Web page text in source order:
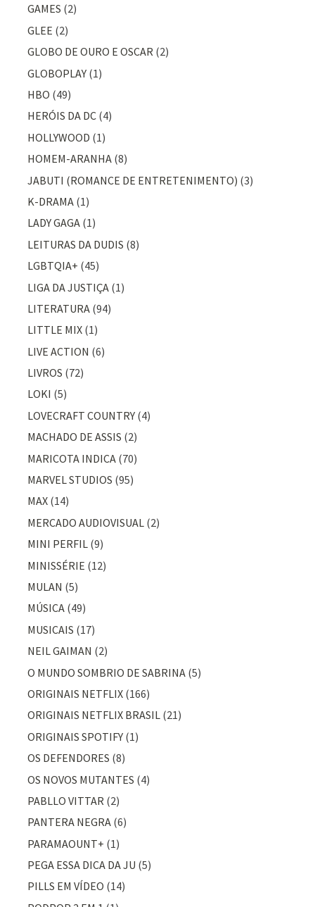
GAMES (2)
GLEE (2)
GLOBO DE OURO E OSCAR (2)
GLOBOPLAY (1)
HBO (49)
HERÓIS DA DC (4)
HOLLYWOOD (1)
HOMEM-ARANHA (8)
JABUTI (ROMANCE DE ENTRETENIMENTO) (3)
K-DRAMA (1)
LADY GAGA (1)
LEITURAS DA DUDIS (8)
LGBTQIA+ (45)
LIGA DA JUSTIÇA (1)
LITERATURA (94)
LITTLE MIX (1)
LIVE ACTION (6)
LIVROS (72)
LOKI (5)
LOVECRAFT COUNTRY (4)
MACHADO DE ASSIS (2)
MARICOTA INDICA (70)
MARVEL STUDIOS (95)
MAX (14)
MERCADO AUDIOVISUAL (2)
MINI PERFIL (9)
MINISSÉRIE (12)
MULAN (5)
MÚSICA (49)
MUSICAIS (17)
NEIL GAIMAN (2)
O MUNDO SOMBRIO DE SABRINA (5)
ORIGINAIS NETFLIX (166)
ORIGINAIS NETFLIX BRASIL (21)
ORIGINAIS SPOTIFY (1)
OS DEFENDORES (8)
OS NOVOS MUTANTES (4)
PABLLO VITTAR (2)
PANTERA NEGRA (6)
PARAMAOUNT+ (1)
PEGA ESSA DICA DA JU (5)
PILLS EM VÍDEO (14)